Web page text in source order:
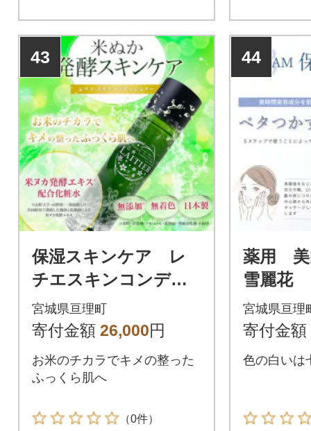
43
保湿スキンケア レ
チエスキンコンディ
ショナー
宮城県亘理町
寄付金額 26,000円
お米のチカラでキメの整った
ふっくら肌へ
（0件）
44
薬用
雪麗花
宮城県亘理
寄付金額
色の白いは